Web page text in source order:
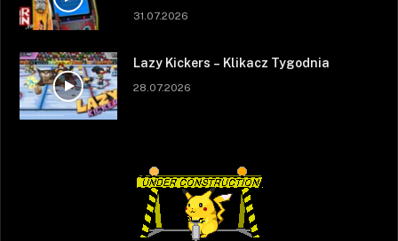
31.07.2026
Lazy Kickers – Klikacz Tygodnia
28.07.2026